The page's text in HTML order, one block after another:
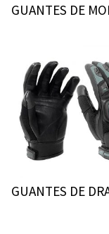
GUANTES DE
GUANTES DE